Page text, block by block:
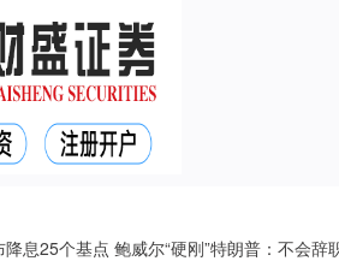
息25个基点 鲍威尔“硬刚”特朗普：不会辞